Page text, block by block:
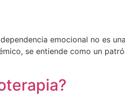
emocional no es
se entiende como un